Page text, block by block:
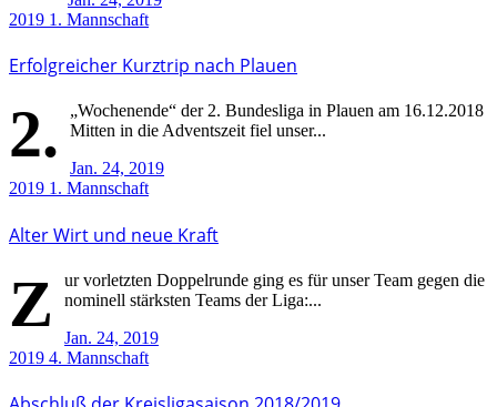
2019 1. Mannschaft
Erfolgreicher Kurztrip nach Plauen
2.
„Wochenende“ der 2. Bundesliga in Plauen am 16.12.2018
Mitten in die Adventszeit fiel unser...
Jan. 24, 2019
2019 1. Mannschaft
Alter Wirt und neue Kraft
Z
ur vorletzten Doppelrunde ging es für unser Team gegen die
nominell stärksten Teams der Liga:...
Jan. 24, 2019
2019 4. Mannschaft